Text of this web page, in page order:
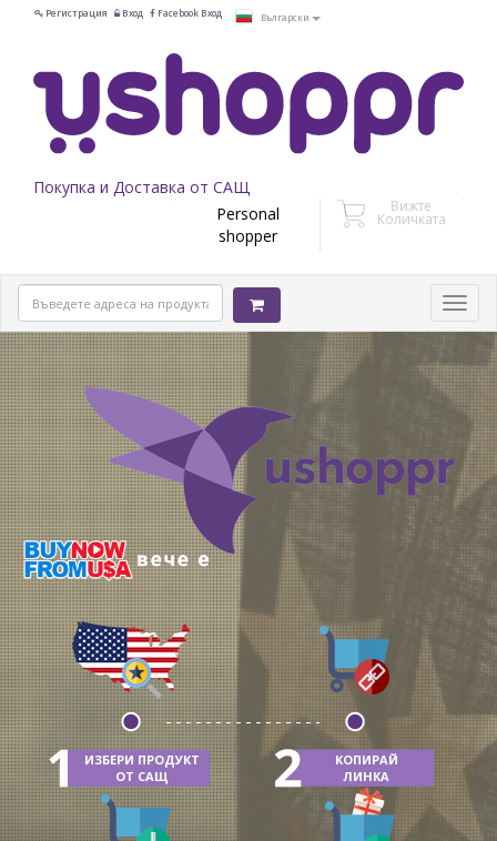
Регистрация Вход Facebook Вход Български
Покупка и Доставка от САЩ
Personal
shopper
Вижте
Количката
ИЗБЕРИ ПРОДУКТ
ОТ САЩ
КОПИРАЙ
ЛИНКА